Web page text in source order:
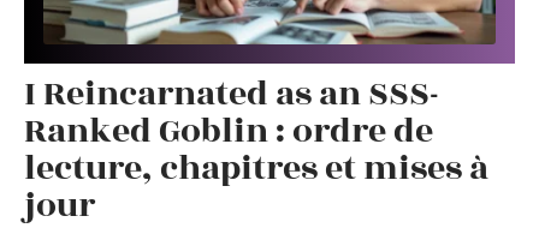
I Reincarnated as an SSS-
Ranked Goblin : ordre de
lecture, chapitres et mises à
jour